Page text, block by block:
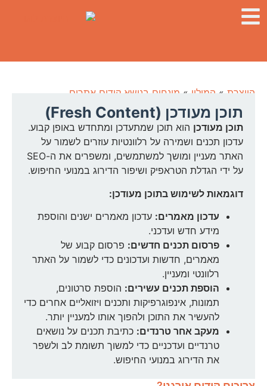
היוצרת » המילון » מונחים בנושא קידום אתרים
תוכן מעודכן (Fresh Content)
תוכן מעודכן הוא תוכן שמתעדכן ומתחדש באופן קבוע.
עדכון תכנים ושמירה על רלוונטיות עוזרים לשמור על
האתר מעניין ומושך למשתמשים, ומשפרים את ה-SEO
על ידי הגדלת הטראפיק ושיפור הדירוג במנועי החיפוש.
דוגמאות לשימוש בתוכן מעודכן:
עדכון מאמרים: עדכון מאמרים ישנים והוספת
מידע חדש ועדכני.
פרסום תכנים חדשים: פרסום קבוע של
מאמרים, חדשות ועדכונים כדי לשמור על האתר
רלוונטי ומעניין.
הוספת תכנים עשירים: הוספת סרטונים,
תמונות, אינפוגרפיקות ותכנים ויזואליים אחרים כדי
להעשיר את התוכן ולהפוך אותו למעניין יותר.
מעקב אחר טרנדים: כתיבת תכנים על נושאים
טרנדיים ועדכניים כדי למשוך תשומת לב ולשפר
את הדירוג במנועי החיפוש.